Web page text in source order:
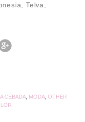
Telva,
CEBADA, MODA, OTHER